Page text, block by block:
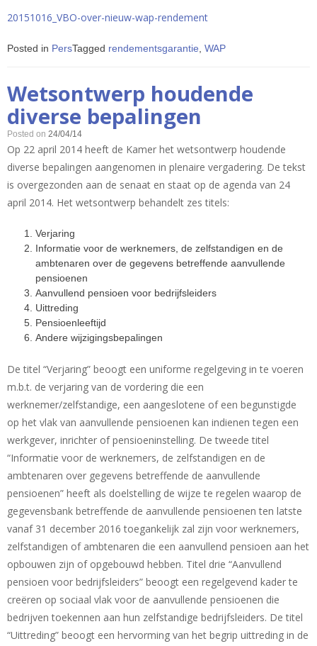
20151016_VBO-over-nieuw-wap-rendement
Posted in PersTagged rendementsgarantie WAP
Wetsontwerp houdende
diverse bepalingen
Posted on 24/04/14
Op 22 april 2014 heeft de Kamer het wetsontwerp houdende
diverse bepalingen aangenomen in plenaire vergadering. De tekst
is overgezonden aan de senaat en staat op de agenda van 24
april 2014. Het wetsontwerp behandelt zes titels:
Verjaring
Informatie voor de werknemers, de zelfstandigen en de
ambtenaren over de gegevens betreffende aanvullende
pensioenen
Aanvullend pensioen voor bedrijfsleiders
Uittreding
Pensioenleeftijd
Andere wijzigingsbepalingen
De titel “Verjaring” beoogt een uniforme regelgeving in te voeren
m.b.t. de verjaring van de vordering die een
werknemer/zelfstandige, een aangeslotene of een begunstigde
op het vlak van aanvullende pensioenen kan indienen tegen een
werkgever, inrichter of pensioeninstelling. De tweede titel
“Informatie voor de werknemers, de zelfstandigen en de
ambtenaren over gegevens betreffende de aanvullende
pensioenen” heeft als doelstelling de wijze te regelen waarop de
gegevensbank betreffende de aanvullende pensioenen ten latste
vanaf 31 december 2016 toegankelijk zal zijn voor werknemers,
zelfstandigen of ambtenaren die een aanvullend pensioen aan het
opbouwen zijn of opgebouwd hebben. Titel drie “Aanvullend
pensioen voor bedrijfsleiders” beoogt een regelgevend kader te
creëren op sociaal vlak voor de aanvullende pensioenen die
bedrijven toekennen aan hun zelfstandige bedrijfsleiders. De titel
“Uittreding” beoogt een hervorming van het begrip uittreding in de